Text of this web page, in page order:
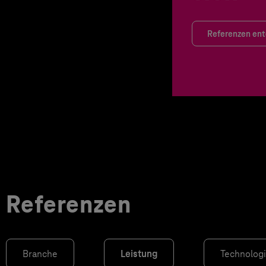
Referenzen
Referenzen
Branche Leistung